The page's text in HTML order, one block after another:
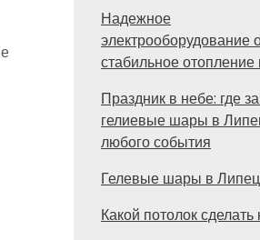
Надежное
электрооборудование
стабильное отопление
Праздник в небе: где
гелиевые шары в
любого события
Гелевые шары в
Какой потолок сделать